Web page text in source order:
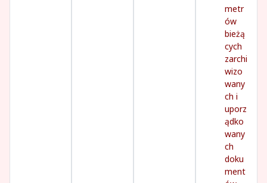
metr
ów
bieżą
cych
zarchi
wizo
wany
ch i
uporz
ądko
wany
ch
doku
ment